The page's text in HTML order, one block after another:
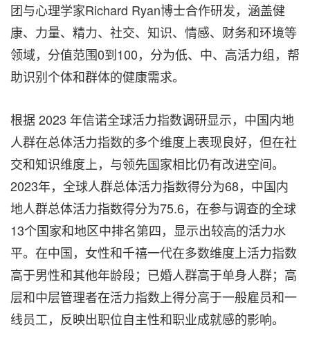
团与心理学家Richard Ryan博士合作研发，涵盖健
康、力量、精力、社交、知识、情感、财务和环境等
领域，分值范围0到100，分为低、中、高活力组，帮
助识别个体和群体的健康需求。
根据 2023 年信诺全球活力指数调研显示，中国内地
人群在总体活力指数的多个维度上表现良好，但在社
交和知识维度上，与领先国家相比仍有改进空间。
2023年，全球人群总体活力指数得分为68，中国内
地人群总体活力指数得分为75.6，在参与调查的全球
13个国家和地区中排名第四，显示出较高的活力水
平。在中国，女性和千禧一代在多数维度上活力指数
高于男性和其他年龄段；已婚人群高于单身人群；高
层和中层管理者在活力指数上得分高于一般雇员和一
线员工，反映出职位自主性和职业成就感的影响。